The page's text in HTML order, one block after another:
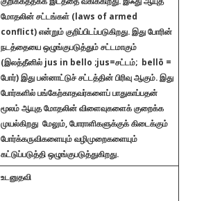
மோதலின் சட்டங்கள் (laws of armed
conflict) என்றும் குறிப்பிடப்படுகிறது. இது போரின்
நடத்தையை ஒழுங்குபடுத்தும் சட்டமாகும்
(இலத்தீனில் jus in bello ;jus=சட்டம்; bellō =
போர்) இது பன்னாட்டுச் சட்டத்தின் பிரிவு ஆகும். இது
போர்களில் பங்கேற்காதவர்களைப் பாதுகாப்பதன்
மூலம் ஆயுத மோதலின் விளைவுகளைக் குறைக்க
முயல்கிறது மேலும், போராளிகளுக்குக் கிடைக்கும்
போர்க்கருவிகளையும் வழிமுறைகளையும்
கட்டுப்படுத்தி ஒழுங்குபடுத்துகிறது.
உடனுதவி